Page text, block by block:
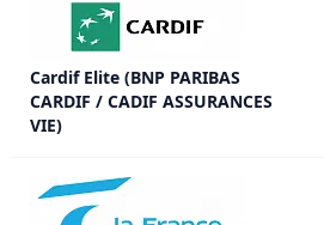
Cardif Elite (BNP PARIBAS
CARDIF / CADIF ASSURANCES
VIE)